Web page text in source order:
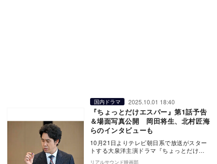
国内ドラマ 2025.10.01 18:40
『ちょっとだけエスパー』第1話予告
＆場面写真公開 岡田将生、北村匠海
らのインタビューも
10月21日よりテレビ朝日系で放送がスター
トする大泉洋主演ドラマ『ちょっとだけエ
スパー』第1話の予告と場面写真が公開され
リアルサウンド映画部